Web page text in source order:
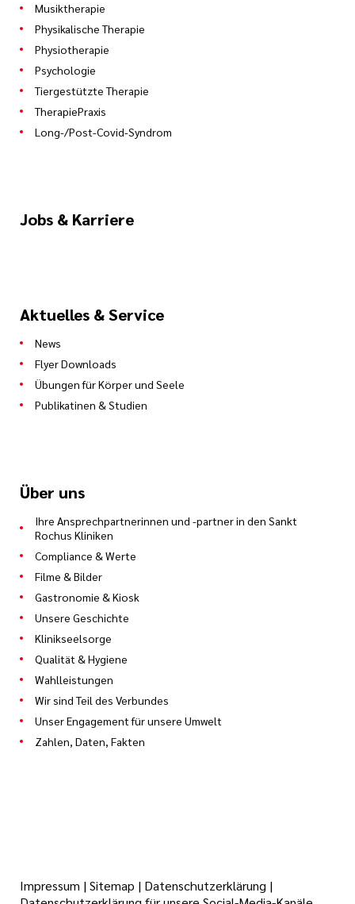
Musiktherapie
Physikalische Therapie
Physiotherapie
Psychologie
Tiergestützte Therapie
TherapiePraxis
Long-/Post-Covid-Syndrom
Jobs & Karriere
Aktuelles & Service
News
Flyer Downloads
Übungen für Körper und Seele
Publikatinen & Studien
Über uns
Ihre Ansprechpartnerinnen und -partner in den Sankt
Rochus Kliniken
Compliance & Werte
Filme & Bilder
Gastronomie & Kiosk
Unsere Geschichte
Klinikseelsorge
Qualität & Hygiene
Wahlleistungen
Wir sind Teil des Verbundes
Unser Engagement für unsere Umwelt
Zahlen, Daten, Fakten
Impressum |Sitemap | Datenschutzerklärung |